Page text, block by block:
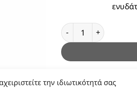
την ιδιωτικότητά σας
Body Mist Because its